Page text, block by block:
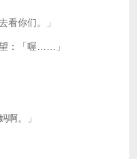
你们。」
：「喔……」
。」